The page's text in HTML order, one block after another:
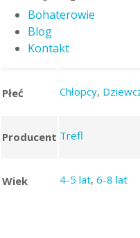
Bohaterowie
Blog
Kontakt
Waga 0,0000 kg
Bohater Trefliki
Płeć Chłopcy,
Producent Trefl
Wiek 4-5 lat, 6-8 lat